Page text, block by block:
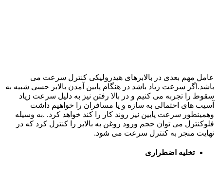
عامل مهم بعدی در بالابرهای هیدرولیکی کنترل سرعت می
باشد.اگر سرعت زیاد باشد در هنگام پایین آمدن بالابر حسی شبیه به
سقوط را تجربه می کنیم و در بالا رفتن نیز به دلیل سرعت زیاد
آسیب های احتمالی به سازه و یا مسافران را خواهیم داشت
وهمینطور سرعت پایین نیز روند کار را کند خواهد کرد. .به وسیله
فلوکنترل می توان حجم ورود روغن به بالابر را کنترل کرد که در
نهایت منجر به کنترل سرعت می شود.
تخلیه اضطراری